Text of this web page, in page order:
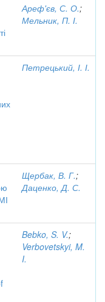
Ареф'єв, С. О.;
Мельник, П. І.
Петрецький, І. І.
Щербак, В. Г.;
Даценко, Д. С.
Bebko, S. V.;
Verbovetskyi, M.
I.